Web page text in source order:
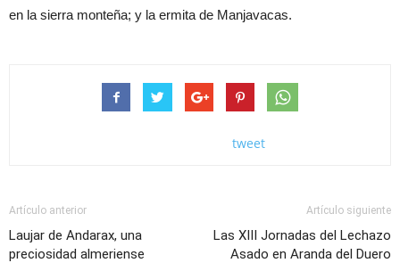
en la sierra monteña; y la ermita de Manjavacas.
tweet
Artículo anterior
Laujar de Andarax, una
preciosidad almeriense
Artículo siguiente
Las XIII Jornadas del Lechazo
Asado en Aranda del Duero